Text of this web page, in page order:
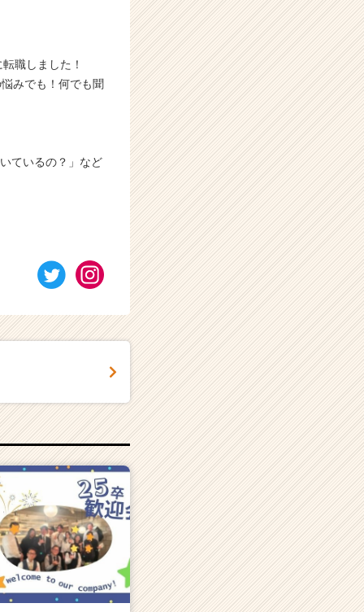
職しました！
みでも！何でも聞
ているの？」など